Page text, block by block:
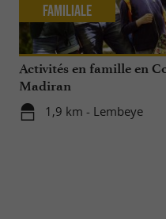
Activités en famille en
Madiran
1,9 km - Lembeye
Familiale